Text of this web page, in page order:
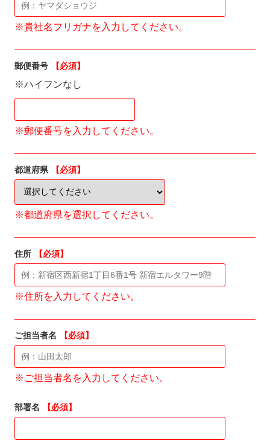
※貴社名フリガナを入力してください。
郵便番号 【必須】
※ハイフンなし
※郵便番号を入力してください。
都道府県 【必須】
※都道府県を選択してください。
住所 【必須】
※住所を入力してください。
ご担当者名 【必須】
※ご担当者名を入力してください。
部署名 【必須】